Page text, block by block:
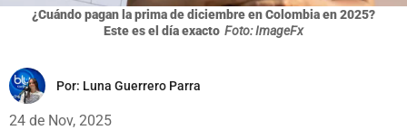
¿Cuándo pagan la prima de diciembre en Colombia en 2025?
Este es el día exacto Foto: ImageFx
Por: Luna Guerrero Parra
24 de Nov, 2025